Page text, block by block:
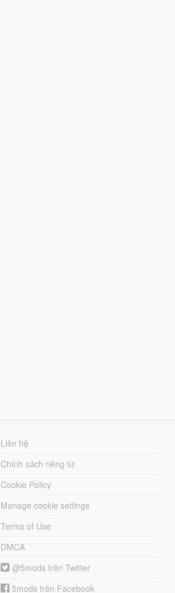
Liên hệ
Chính sách riêng tư
Cookie Policy
Manage cookie settings
Terms of Use
DMCA
@5mods trên Twitter
5mods trên Facebook